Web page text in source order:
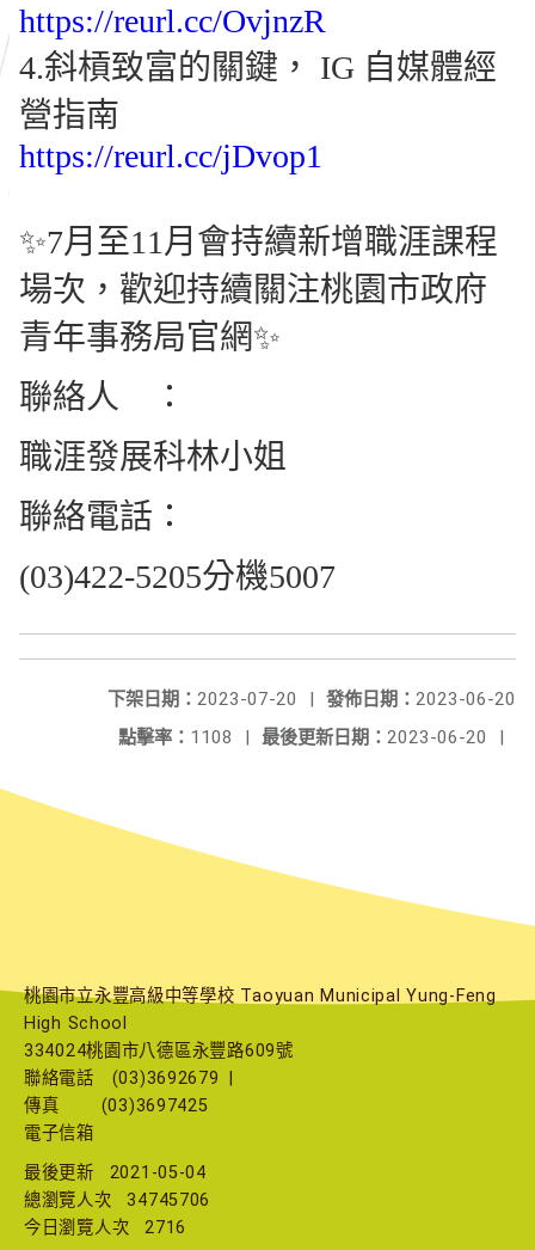
https://reurl.cc/OvjnzR
4.斜槓致富的關鍵， IG 自媒體經
營指南
https://reurl.cc/jDvop1
✨7月至11月會持續新增職涯課程
場次，歡迎持續關注桃園市政府
青年事務局官網✨
聯絡人 ：
職涯發展科林小姐
聯絡電話：
(03)422-5205分機5007
發佈日期： 2023-06-20
下架日期： 2023-07-20
|
最後更新日期： 2023-06-20 |
點擊率： 1108 |
桃園市立永豐高級中等學校 Taoyuan Municipal Yung-Feng
High School
334024桃園市八德區永豐路609號
聯絡電話
(03)3692679
傳真
(03)3697425
電子信箱
最後更新
2021-05-04
總瀏覽人次
34745706
今日瀏覽人次
2716